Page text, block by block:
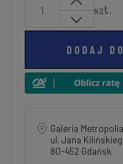
szt.
DODAJ
Galeria Metropolia
ul. Jana
80-452 Gdańsk